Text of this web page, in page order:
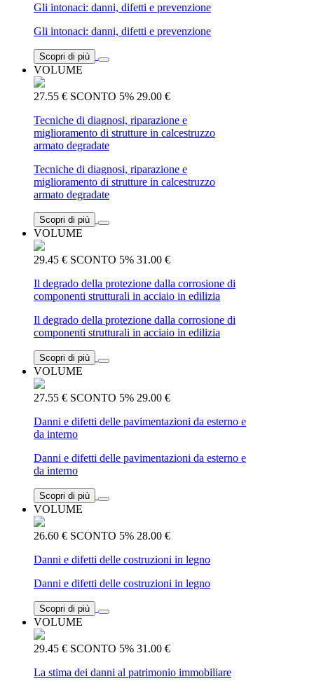
Gli intonaci: danni, difetti e prevenzione
Gli intonaci: danni, difetti e prevenzione
Scopri di più
VOLUME
27.55 € SCONTO 5% 29.00 €
Tecniche di diagnosi, riparazione e
miglioramento di strutture in calcestruzzo
armato degradate
Tecniche di diagnosi, riparazione e
miglioramento di strutture in calcestruzzo
armato degradate
Scopri di più
VOLUME
29.45 € SCONTO 5% 31.00 €
Il degrado della protezione dalla corrosione di
componenti strutturali in acciaio in edilizia
Il degrado della protezione dalla corrosione di
componenti strutturali in acciaio in edilizia
Scopri di più
VOLUME
27.55 € SCONTO 5% 29.00 €
Danni e difetti delle pavimentazioni da esterno e
da interno
Danni e difetti delle pavimentazioni da esterno e
da interno
Scopri di più
VOLUME
26.60 € SCONTO 5% 28.00 €
Danni e difetti delle costruzioni in legno
Danni e difetti delle costruzioni in legno
Scopri di più
VOLUME
29.45 € SCONTO 5% 31.00 €
La stima dei danni al patrimonio immobiliare